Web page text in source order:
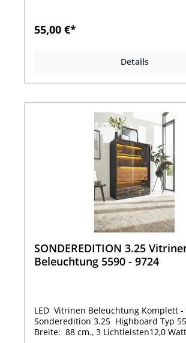
55,00 €*
Details
SONDEREDITION 3.25 Vitrinen
Beleuchtung 5590 - 9724
LED Vitrinen Beleuchtung Komplett -
Sonderedition 3.25 Highboard Typ
Breite: 88 cm., 3 Lichtleisten12,0 Watt